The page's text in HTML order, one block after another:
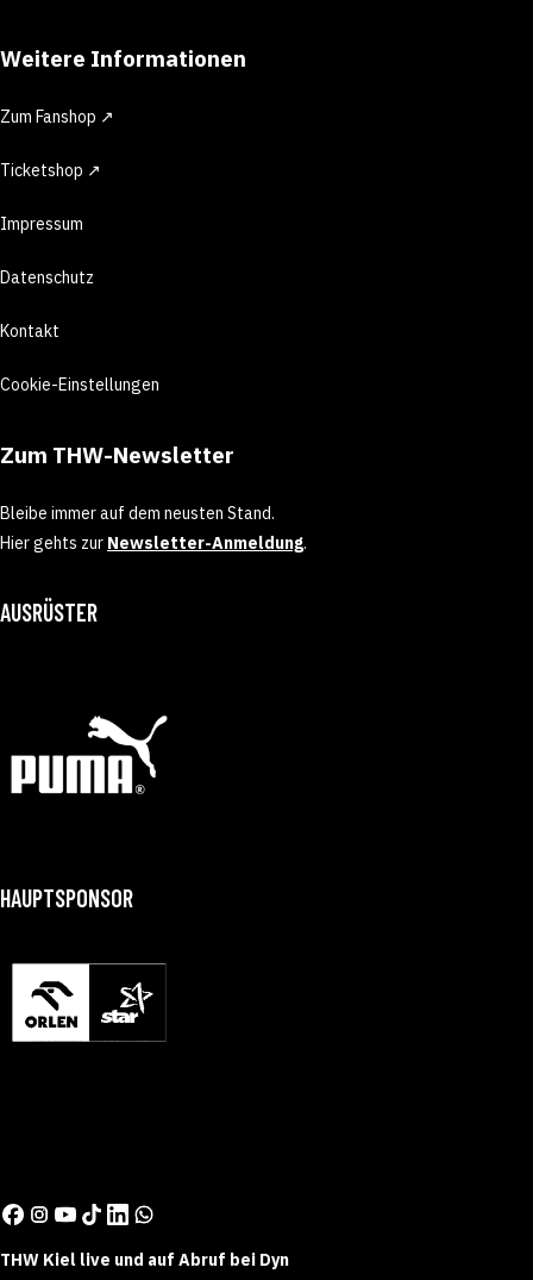
Weitere Informationen
Zum Fanshop ↗
Ticketshop ↗
Impressum
Datenschutz
Kontakt
Cookie-Einstellungen
Zum THW-Newsletter
Bleibe immer auf dem neusten Stand.
Hier gehts zur Newsletter-Anmeldung.
AUSRÜSTER
HAUPTSPONSOR
THW Kiel live und auf Abruf bei Dyn